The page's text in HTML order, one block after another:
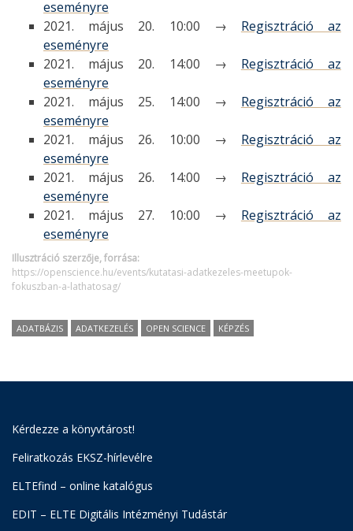
eseményre
2021. május 20. 10:00 → Regisztráció az
eseményre
2021. május 20. 14:00 → Regisztráció az
eseményre
2021. május 25. 14:00 → Regisztráció az
eseményre
2021. május 26. 10:00 → Regisztráció az
eseményre
2021. május 26. 14:00 → Regisztráció az
eseményre
2021. május 27. 10:00 → Regisztráció az
eseményre
Illusztráció szerzője, forrása:
https://openscience.hu/events/kutatasi-adatkezeles-meetupok-
fokuszban-a-lathatosag/
ADATBÁZIS ADATKEZELÉS OPEN SCIENCE KÉPZÉS
Kérdezze a könyvtárost!
Feliratkozás EKSZ-hírlevélre
ELTEfind – online katalógus
EDIT – ELTE Digitális Intézményi Tudástár